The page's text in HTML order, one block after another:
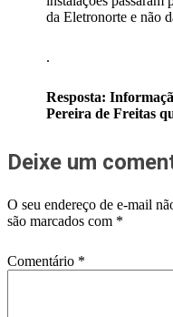
da Eletronorte e não
.
Resposta:
Pereira de Freitas
Deixe um
O seu endereço de e-mail
são marcados com *
Comentário *